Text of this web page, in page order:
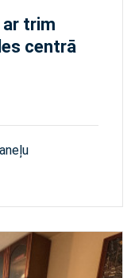
ar trim
centrā